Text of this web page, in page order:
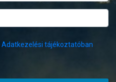
Adatkezelési tájékoztatóban